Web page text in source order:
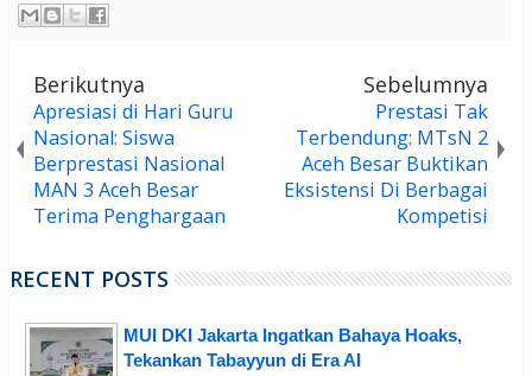
Berikutnya
Apresiasi di Hari Guru
Nasional: Siswa
Berprestasi Nasional
MAN 3 Aceh Besar
Terima Penghargaan
Sebelumnya
Prestasi Tak
Terbendung: MTsN 2
Aceh Besar Buktikan
Eksistensi Di Berbagai
Kompetisi
RECENT POSTS
MUI DKI Jakarta Ingatkan Bahaya Hoaks,
Tekankan Tabayyun di Era AI